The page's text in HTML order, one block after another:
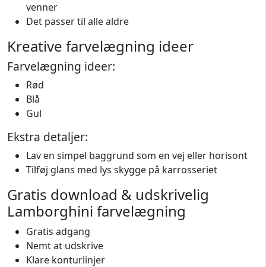
venner
Det passer til alle aldre
Kreative farvelægning ideer
Farvelægning ideer:
Rød
Blå
Gul
Ekstra detaljer:
Lav en simpel baggrund som en vej eller horisont
Tilføj glans med lys skygge på karrosseriet
Gratis download & udskrivelig
Lamborghini farvelægning
Gratis adgang
Nemt at udskrive
Klare konturlinjer